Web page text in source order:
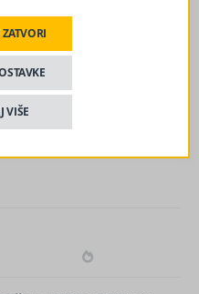
slijedi veliki pad
VIŠE